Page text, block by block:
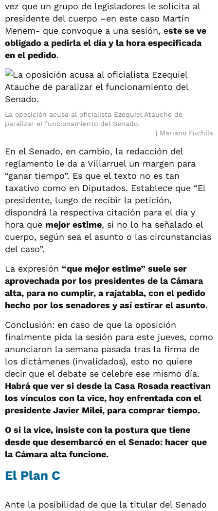
vez que un grupo de legisladores le solicita al
presidente del cuerpo –en este caso Martín
Menem- que convoque a una sesión, este se ve
obligado a pedirla el día y la hora especificada
en el pedido.
La oposición acusa al oficialista Ezequiel Atauche de
paralizar el funcionamiento del Senado.
Mariano Fuchila
En el Senado, en cambio, la redacción del
reglamento le da a Villarruel un margen para
“ganar tiempo”. Es que el texto no es tan
taxativo como en Diputados. Establece que “El
presidente, luego de recibir la petición,
dispondrá la respectiva citación para el día y
hora que mejor estime, si no lo ha señalado el
cuerpo, según sea el asunto o las circunstancias
del caso”.
La expresión “que mejor estime” suele ser
aprovechada por los presidentes de la Cámara
alta, para no cumplir, a rajatabla, con el pedido
hecho por los senadores y así estirar el asunto.
Conclusión: en caso de que la oposición
finalmente pida la sesión para este jueves, como
anunciaron la semana pasada tras la firma de
los dictámenes (invalidados), esto no quiere
decir que el debate se celebre ese mismo día.
Habrá que ver si desde la Casa Rosada reactivan
los vínculos con la vice, hoy enfrentada con el
presidente Javier Milei, para comprar tiempo.
O si la vice, insiste con la postura que tiene
desde que desembarcó en el Senado: hacer que
la Cámara alta funcione.
El Plan C
Ante la posibilidad de que la titular del Senado